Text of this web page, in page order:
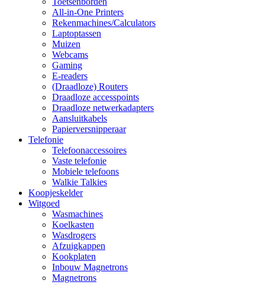
All-in-One Printers
Rekenmachines/Calculators
Laptoptassen
Muizen
Webcams
Gaming
E-readers
(Draadloze) Routers
Draadloze accesspoints
Draadloze netwerkadapters
Aansluitkabels
Papierversnipperaar
Telefonie
Telefoonaccessoires
Vaste telefonie
Mobiele telefoons
Walkie Talkies
Koopjeskelder
Witgoed
Wasmachines
Koelkasten
Wasdrogers
Afzuigkappen
Kookplaten
Inbouw Magnetrons
Magnetrons